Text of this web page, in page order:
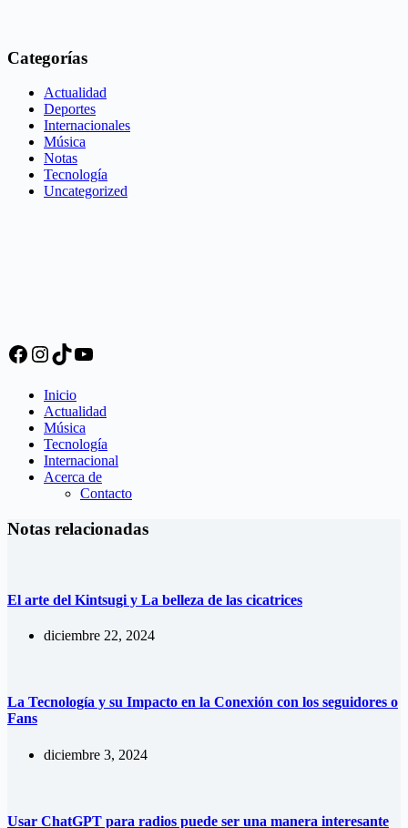
Categorías
Actualidad
Deportes
Internacionales
Música
Notas
Tecnología
Uncategorized
Facebook
Instagram
TikTok
YouTube
Inicio
Actualidad
Música
Tecnología
Internacional
Acerca de
Contacto
Notas relacionadas
El arte del Kintsugi y La belleza de las cicatrices
diciembre 22, 2024
La Tecnología y su Impacto en la Conexión con los seguidores o
Fans
diciembre 3, 2024
Usar ChatGPT para radios puede ser una manera interesante